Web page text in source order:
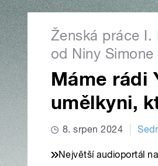
Ženská práce I.
od Niny
Máme rádi
umělkyni,
8. srpen 2024
Největší audioportál